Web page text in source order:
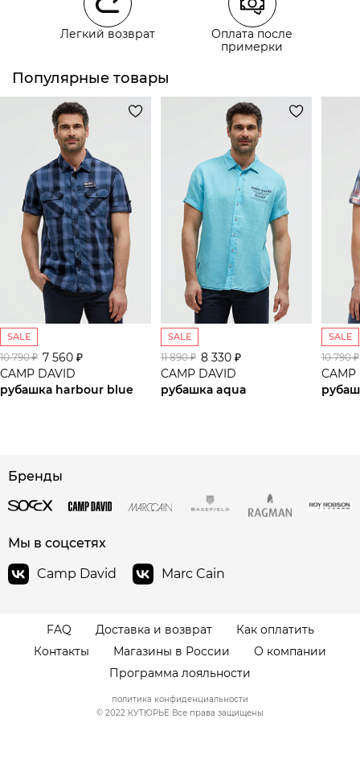
Курьерская доставка СДЭК
Самовывоз из пункта выдачи СДЭК
Легкий возврат
Оплата после
примерки
Популярные товары
SALE
10 790 ₽ 7 560 ₽
CAMP DAVID
рубашка harbour blue
SALE
11 890 ₽ 8 330 ₽
CAMP DAVID
рубашка aqua
SALE
10 790 ₽
CAMP
Бренды
Мы в соцсетях
Camp David
Marc Cain
FAQ Доставка и возврат
Как оплатить
Контакты
Магазины в России
О компании
Программа лояльности
© 2022 КУТЮРЬЕ Все права защищены
политика конфиденциальности